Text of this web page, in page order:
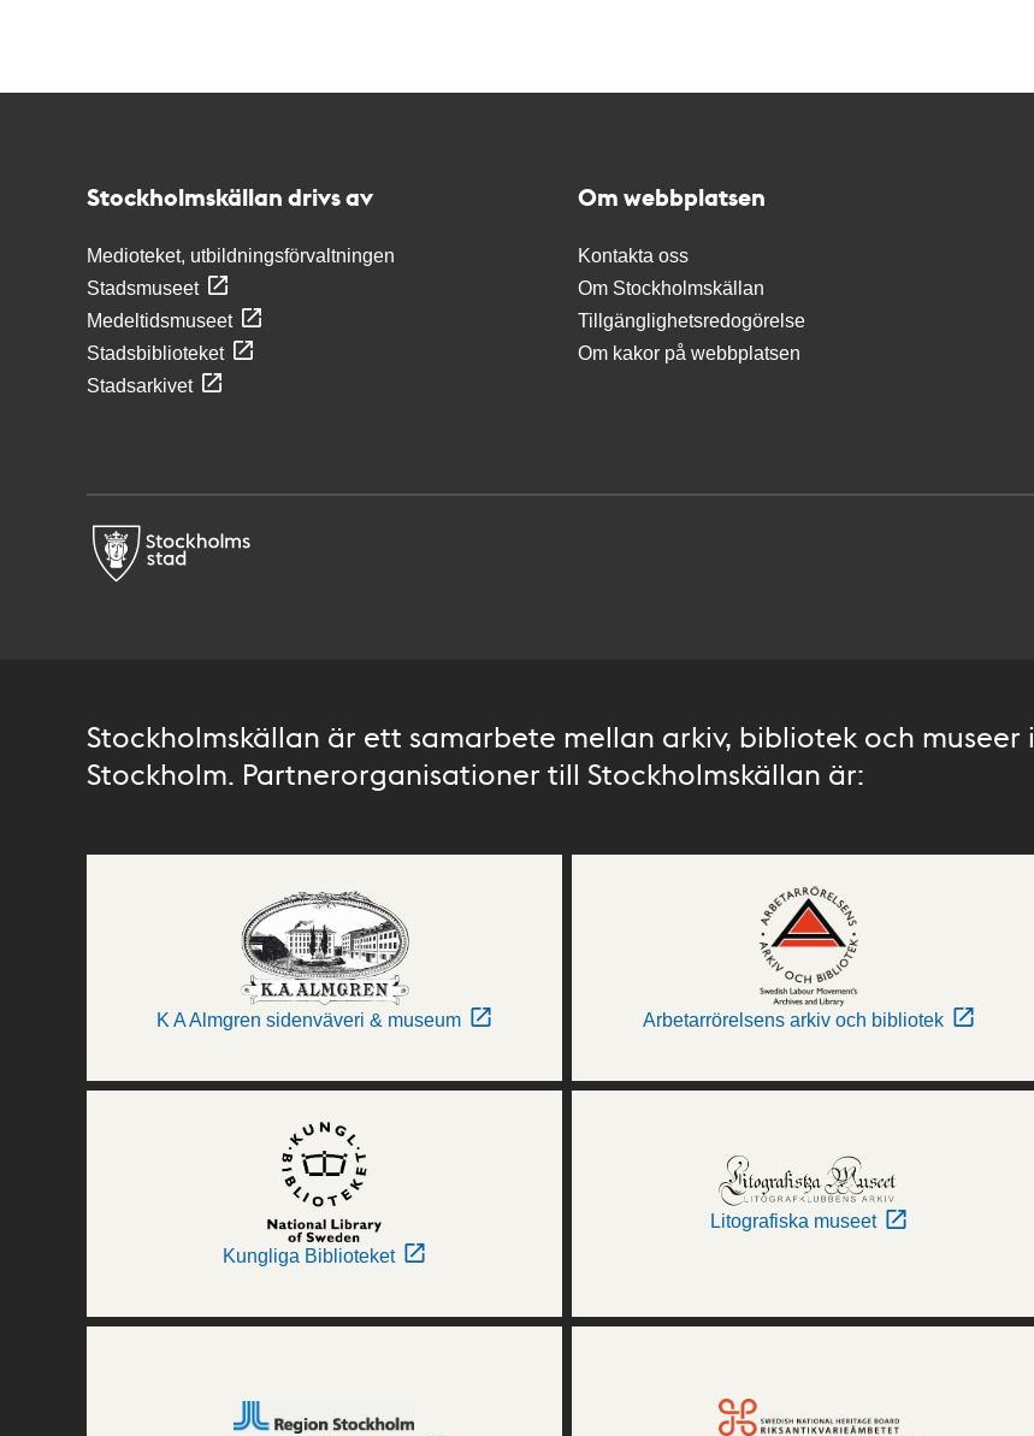
Stockholmskällan drivs av
Medioteket, utbildningsförvaltningen
Stadsmuseet
Medeltidsmuseet
Stadsbiblioteket
Stadsarkivet
Om webbplatsen
Kontakta oss
Om Stockholmskällan
Tillgänglighetsredogörelse
Om kakor på webbplatsen
Stockholmskällan är ett samarbete mellan arkiv, bibliotek och museer i
Stockholm. Partnerorganisationer till Stockholmskällan är:
K A Almgren sidenväveri & museum Arbetarrörelsens arkiv och bibliotek
Kungliga Biblioteket
Litografiska museet